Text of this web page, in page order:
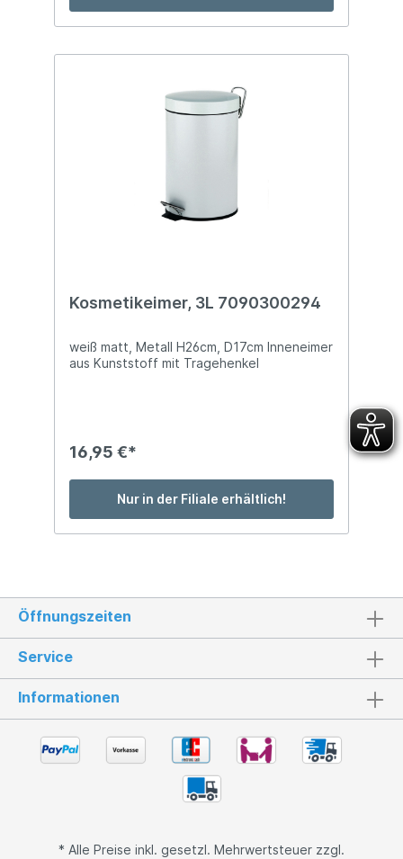
Kosmetikeimer, 3L 7090300294
weiß matt, Metall H26cm, D17cm Inneneimer
aus Kunststoff mit Tragehenkel
16,95 €*
Nur in der Filiale erhältlich!
Öffnungszeiten
Service
Informationen
* Alle Preise inkl. gesetzl. Mehrwertsteuer zzgl.